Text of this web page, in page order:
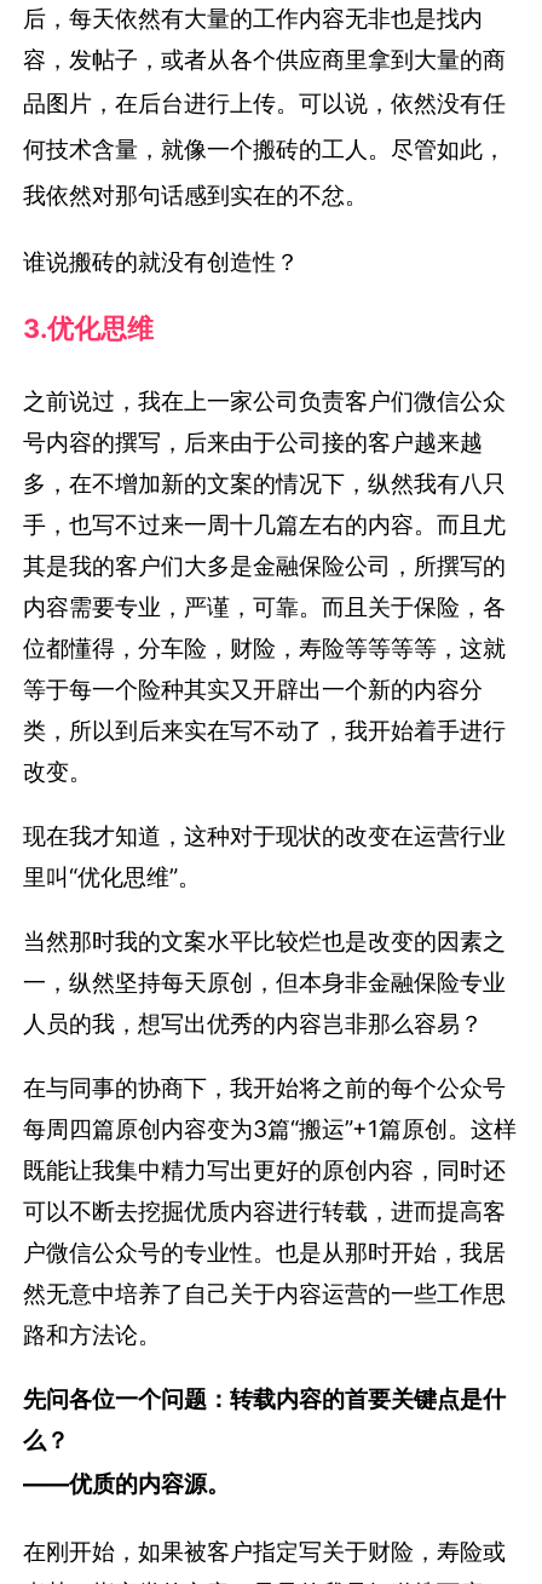
后，每天依然有大量的工作内容无非也是找内
容，发帖子，或者从各个供应商里拿到大量的商
品图片，在后台进行上传。可以说，依然没有任
何技术含量，就像一个搬砖的工人。尽管如此，
我依然对那句话感到实在的不忿。
谁说搬砖的就没有创造性？
3.优化思维
之前说过，我在上一家公司负责客户们微信公众
号内容的撰写，后来由于公司接的客户越来越
多，在不增加新的文案的情况下，纵然我有八只
手，也写不过来一周十几篇左右的内容。而且尤
其是我的客户们大多是金融保险公司，所撰写的
内容需要专业，严谨，可靠。而且关于保险，各
位都懂得，分车险，财险，寿险等等等等，这就
等于每一个险种其实又开辟出一个新的内容分
类，所以到后来实在写不动了，我开始着手进行
改变。
现在我才知道，这种对于现状的改变在运营行业
里叫“优化思维”。
当然那时我的文案水平比较烂也是改变的因素之
一，纵然坚持每天原创，但本身非金融保险专业
人员的我，想写出优秀的内容岂非那么容易？
在与同事的协商下，我开始将之前的每个公众号
每周四篇原创内容变为3篇“搬运”+1篇原创。这样
既能让我集中精力写出更好的原创内容，同时还
可以不断去挖掘优质内容进行转载，进而提高客
户微信公众号的专业性。也是从那时开始，我居
然无意中培养了自己关于内容运营的一些工作思
路和方法论。
先问各位一个问题：转载内容的首要关键点是什
么？
——优质的内容源。
在刚开始，如果被客户指定写关于财险，寿险或